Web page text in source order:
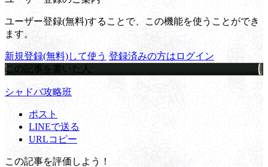
ユーザー登録(無料)することで、この機能を使うことができ
ます。
新規登録(無料)して使う 登録済みの方はログイン
この記事を書いた人
シャドバ攻略班
ポスト
LINEで送る
URLコピー
この記事を評価しよう！